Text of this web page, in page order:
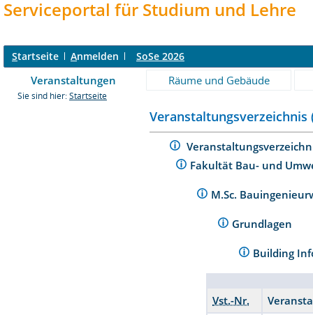
Serviceportal für Studium und Lehre
Startseite Anmelden SoSe 2026
Veranstaltungen Räume und Gebäude
Sie sind hier: Startseite
Veranstaltungsverzeichnis
Fakultät Bau- und
M.Sc.
Grundlagen
Building
Vst.-Nr.